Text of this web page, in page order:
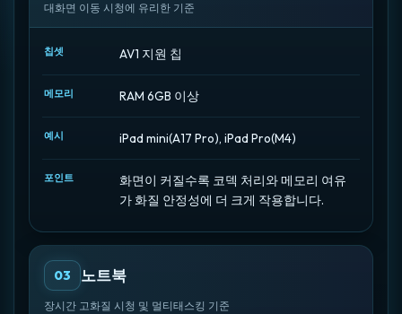
대화면 이동 시청에 유리한 기준
칩셋 AV1 지원 칩
메모리 RAM 6GB 이상
예시 iPad mini(A17 Pro), iPad Pro(M4)
포인트
화면이 커질수록 코덱 처리와 메모리 여유
가 화질 안정성에 더 크게 작용합니다.
03 노트북
장시간 고화질 시청 및 멀티태스킹 기준